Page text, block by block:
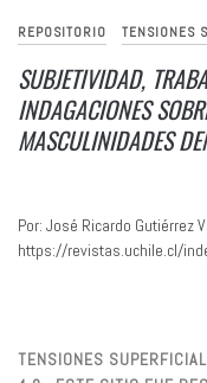
REPOSITORIO TENSIONES
SUBJETIVIDAD,
INDAGACIONES
MASCULINIDADES
Por: José Ricardo Gutiérrez
https://revistas.uchile.cl/
TENSIONES